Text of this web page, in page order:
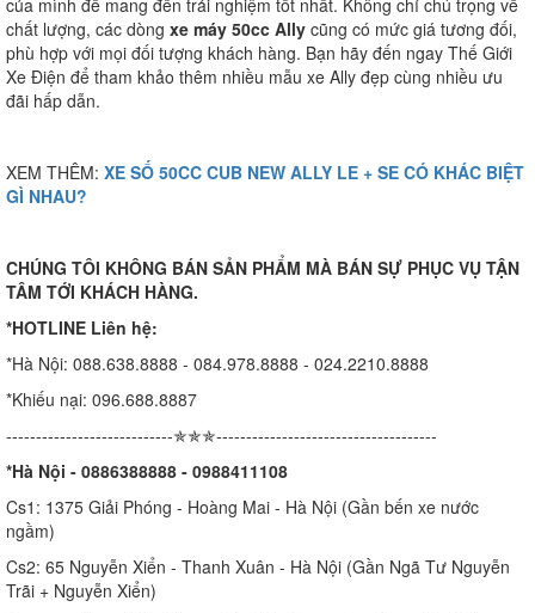
của mình để mang đến trải nghiệm tốt nhất. Không chỉ chú trọng về
chất lượng, các dòng xe máy 50cc Ally cũng có mức giá tương đối,
phù hợp với mọi đối tượng khách hàng. Bạn hãy đến ngay Thế Giới
Xe Điện để tham khảo thêm nhiều mẫu xe Ally đẹp cùng nhiều ưu
đãi hấp dẫn.
XEM THÊM: XE SỐ 50CC CUB NEW ALLY LE + SE CÓ KHÁC BIỆT
GÌ NHAU?
CHÚNG TÔI KHÔNG BÁN SẢN PHẨM MÀ BÁN SỰ PHỤC VỤ TẬN
TÂM TỚI KHÁCH HÀNG.
*HOTLINE Liên hệ:
*Hà Nội: 088.638.8888 - 084.978.8888 - 024.2210.8888
*Khiếu nại: 096.688.8887
----------------------------✯✯✯-------------------------------------
*Hà Nội - 0886388888 - 0988411108
Cs1: 1375 Giải Phóng - Hoàng Mai - Hà Nội (Gần bến xe nước
ngầm)
Cs2: 65 Nguyễn Xiển - Thanh Xuân - Hà Nội (Gần Ngã Tư Nguyễn
Trãi + Nguyễn Xiển)